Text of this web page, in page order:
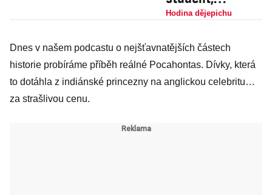
socialistický
nakonec krvavý
diktátor
Hodina dějepichu
Dnes v našem podcastu o nejšťavnatějších částech
historie probíráme příběh reálné Pocahontas. Dívky, která
to dotáhla z indiánské princezny na anglickou celebritu…
za strašlivou cenu.